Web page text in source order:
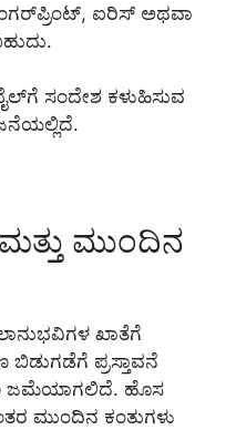
ಐರಿಸ್ ಅಥವಾ
ಸಂದೇಶ ಕಳುಹಿಸುವ
ಮುಂದಿನ
ಖಾತೆಗೆ
ಪ್ರಸ್ತಾವನೆ
ಜಮೆಯಾಗಲಿದೆ. ಹೊಸ
ಮುಂದಿನ ಕಂತುಗಳು